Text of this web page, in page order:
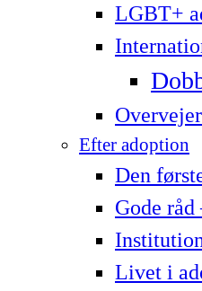
LG­BT+
Efter adoption
Den
Gode
Livet i